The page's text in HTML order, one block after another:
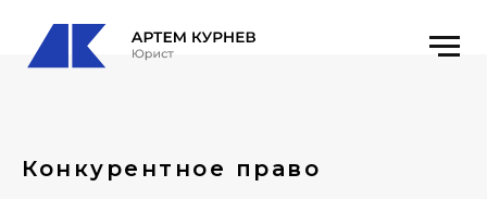
Конкурентное право